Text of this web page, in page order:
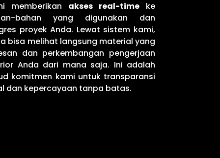
memberikan akses real-time ke
bahan yang digunakan dan
proyek Anda. Lewat sistem kami,
bisa melihat langsung material yang
dan perkembangan pengerjaan
Anda dari mana saja. Ini adalah
komitmen kami untuk transparansi
dan kepercayaan tanpa batas.